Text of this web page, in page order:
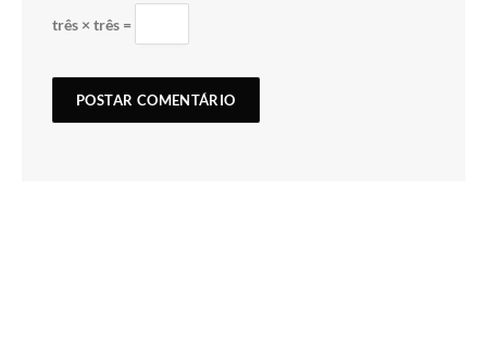
três × três =